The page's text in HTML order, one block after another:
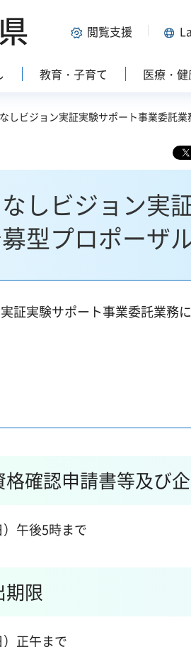
閲覧支援
教育・子育て 医療・
しビジョン実証実験サポート事業委託
しビジョン実
型プロポーザ
証実験サポート事業委託業
確認申請書等及び
午後5時まで
限
正午まで